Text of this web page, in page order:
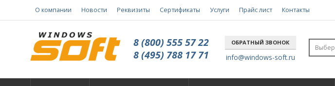
О компании Новости Реквизиты Сертификаты Услуги Прайс лист Контакты
8 (800) 555 57 22
8 (495) 788 17 71
ОБРАТНЫЙ ЗВОНОК
info@windows-soft.ru